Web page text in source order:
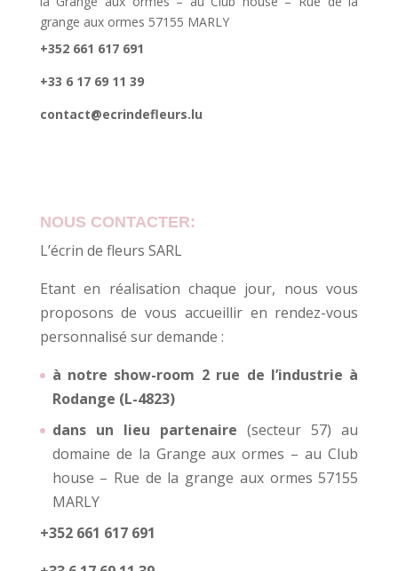
grange aux ormes 57155 MARLY
+352 661 617 691
+33 6 17 69 11 39
contact@ecrindefleurs.lu
NOUS CONTACTER:
L’écrin de fleurs SARL
Etant en réalisation chaque jour, nous vous
proposons de vous accueillir en rendez-vous
personnalisé sur demande :
à notre show-room 2 rue de l’industrie à
Rodange (L-4823)
dans un lieu partenaire (secteur 57) au
domaine de la Grange aux ormes – au Club
house – Rue de la grange aux ormes 57155
MARLY
+352 661 617 691